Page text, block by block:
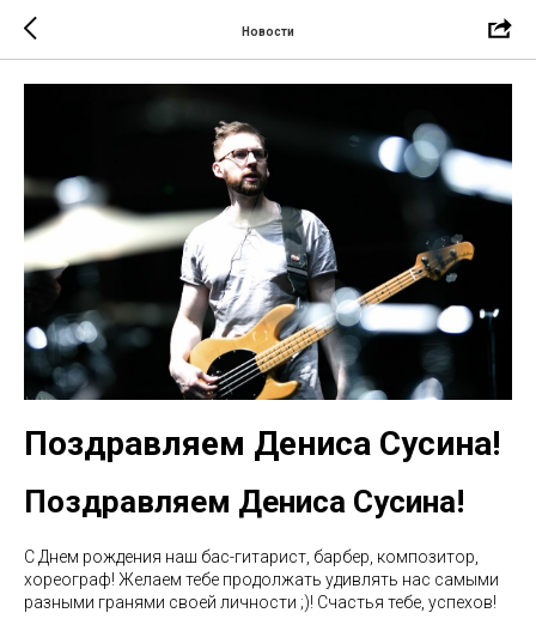
Новости
Поздравляем Дениса Сусина!
Поздравляем Дениса Сусина!
С Днем рождения наш бас-гитарист, барбер, композитор,
хореограф! Желаем тебе продолжать удивлять нас самыми
разными гранями своей личности ;)! Счастья тебе, успехов!